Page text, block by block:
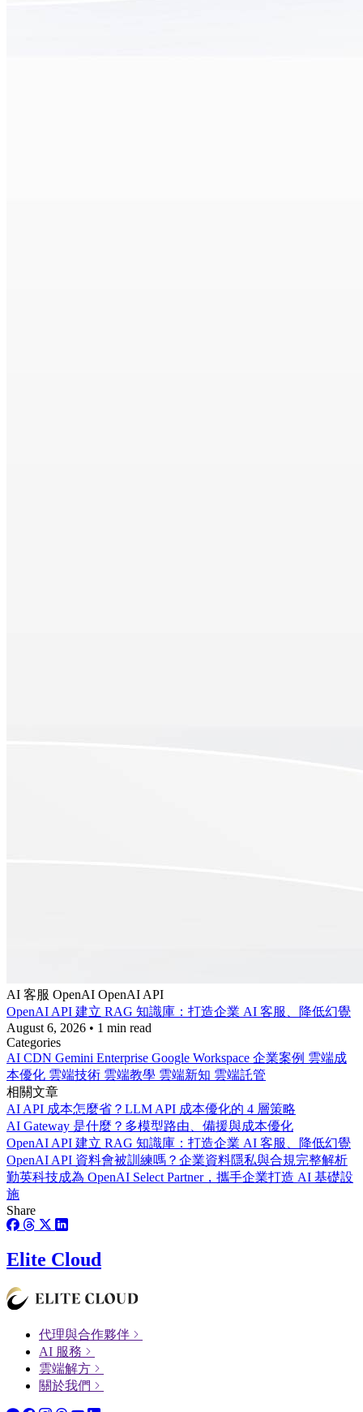
AI 客服 OpenAI OpenAI API
OpenAI API 建立 RAG 知識庫：打造企業 AI 客服、降低幻覺
August 6, 2026 • 1 min read
Categories
AI CDN Gemini Enterprise Google Workspace 企業案例 雲端成
本優化 雲端技術 雲端教學 雲端新知 雲端託管
相關文章
AI API 成本怎麼省？LLM API 成本優化的 4 層策略
AI Gateway 是什麼？多模型路由、備援與成本優化
OpenAI API 建立 RAG 知識庫：打造企業 AI 客服、降低幻覺
OpenAI API 資料會被訓練嗎？企業資料隱私與合規完整解析
勤英科技成為 OpenAI Select Partner，攜手企業打造 AI 基礎設
施
Share
Elite Cloud
代理與合作夥伴
AI 服務
雲端解方
關於我們